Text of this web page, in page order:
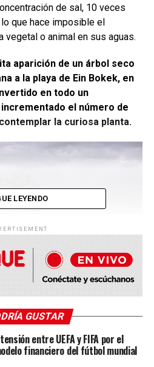
de sal, 10 veces
que hace imposible el
vegetal o animal en sus aguas.
aparición de un árbol seco
a la playa de Ein Bokek, en
en todo un
el número de
la curiosa planta.
piscina natural para
dando como resultado un
surrealista.
LEYENDO
GUSTAR
entre UEFA y FIFA por el
financiero del fútbol mundial